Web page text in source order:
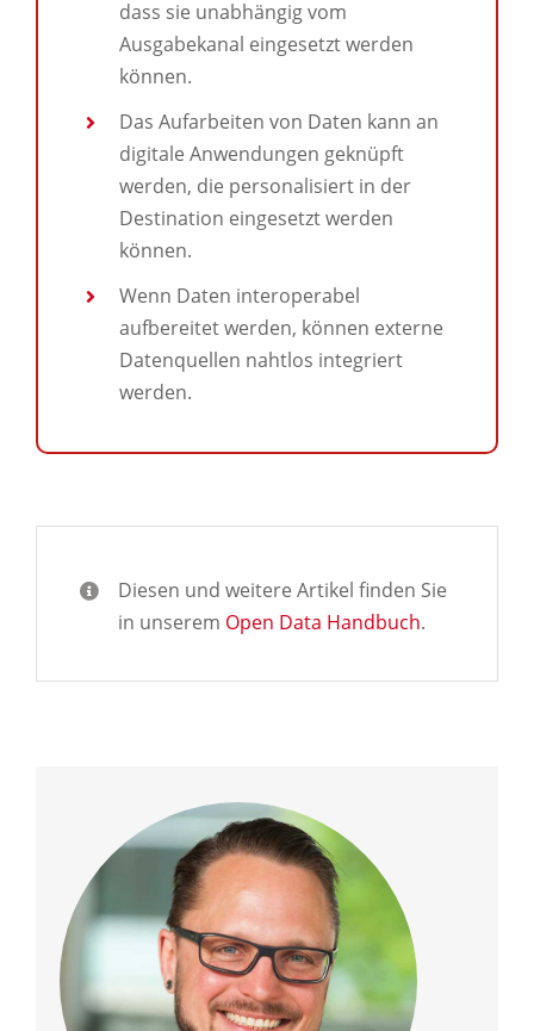
dass sie unabhängig vom
Ausgabekanal eingesetzt werden
können.
Das Aufarbeiten von Daten kann an
digitale Anwendungen geknüpft
werden, die personalisiert in der
Destination eingesetzt werden
können.
Wenn Daten interoperabel
aufbereitet werden, können externe
Datenquellen nahtlos integriert
werden.
Diesen und weitere Artikel finden Sie
in unserem Open Data Handbuch.